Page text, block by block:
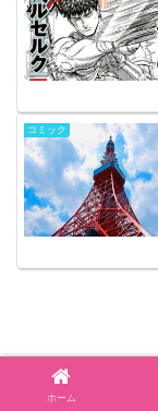
コミック
ホーム